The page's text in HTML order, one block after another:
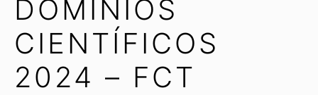
DOMÍNIOS
CIENTÍFICOS
2024 – FCT